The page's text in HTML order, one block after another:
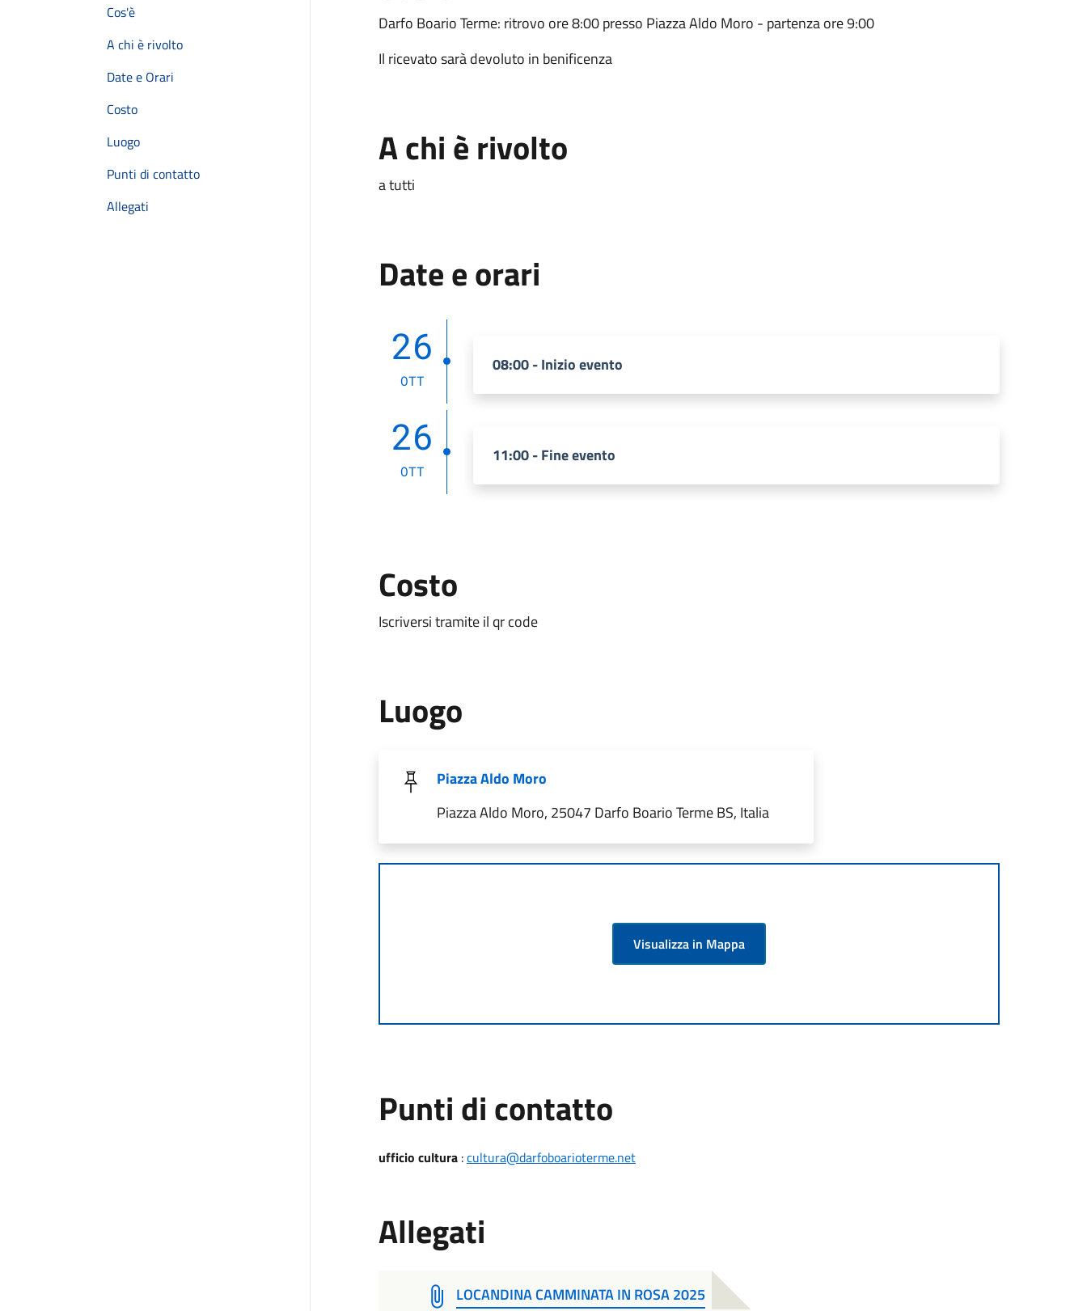
Cos'è
A chi è rivolto
Date e Orari
Costo
Luogo
Punti di contatto
Allegati
Darfo Boario Terme: ritrovo ore 8:00 presso Piazza Aldo Moro - partenza ore 9:00
Il ricevato sarà devoluto in benificenza
A chi è rivolto
a tutti
Date e orari
26
OTT
08:00 - Inizio evento
26
OTT
11:00 - Fine evento
Costo
Iscriversi tramite il qr code
Luogo
Piazza Aldo Moro
Piazza Aldo Moro, 25047 Darfo Boario Terme BS, Italia
Visualizza in Mappa
Punti di contatto
ufficio cultura:cultura@darfoboarioterme.net
Allegati
LOCANDINA CAMMINATA IN ROSA 2025